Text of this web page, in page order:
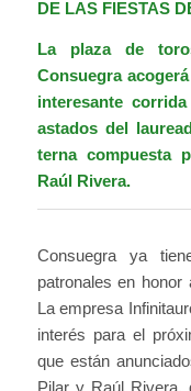
DE LAS FIESTAS
La plaza de
Consuegra
interesante
astados del
terna compuesta
Raúl Rivera.
Consuegra ya
patronales en
La empresa
interés para el
que están
Pilar y Raúl Rivera,